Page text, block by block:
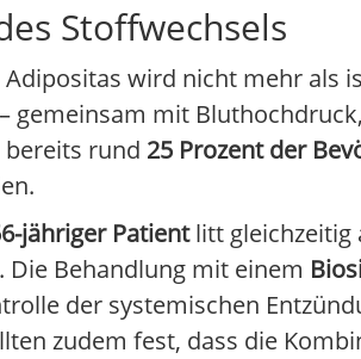
Stoffwechsels
wird nicht mehr als
– gemeinsam mit
rund 25 Prozent der
jähriger Patientlitt gleichzeitig
Behandlung mit einem
der systemischen
zudem fest, dass die